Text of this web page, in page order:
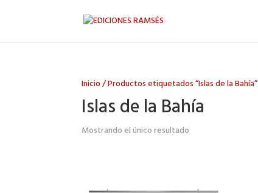
Inicio/ Productos etiquetados “Islas de la Bahía”
Islas de la Bahía
Mostrando el único resultado